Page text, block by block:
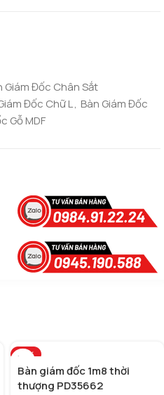
Giám Đốc Chân Sắt
Đốc Chữ L, Bàn Giám Đốc
Gỗ MDF
-12%
Bàn giám đốc 1m8 thời
thượng PD35662